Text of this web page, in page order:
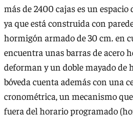
más de 2400 cajas es un
ya que está construida con
hormigón armado de 30 cm. en
encuentra unas barras de acero
deforman y un doble mayado de
bóveda cuenta además con una
cronométrica, un mecanismo
fuera del horario programado